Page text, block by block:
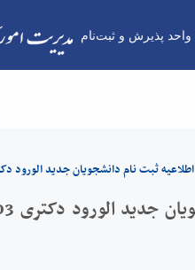
واحد پذیرش و ثبت‌نام
اطلاعیه ثبت نام دانشجویان جدید الورود دکتری 1403 دانشگاه